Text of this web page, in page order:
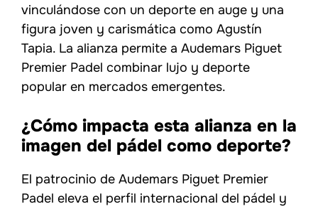
vinculándose con un deporte en auge y una
figura joven y carismática como Agustín
Tapia. La alianza permite a Audemars Piguet
Premier Padel combinar lujo y deporte
popular en mercados emergentes.
¿Cómo impacta esta alianza en la
imagen del pádel como deporte?
El patrocinio de Audemars Piguet Premier
Padel eleva el perfil internacional del pádel y